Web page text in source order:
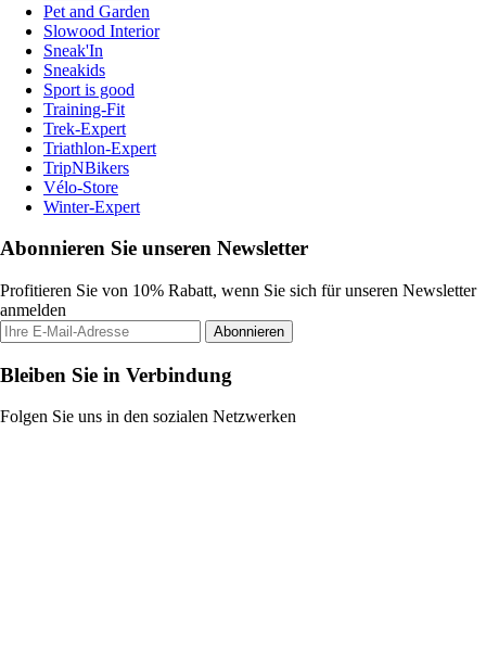
Pet and Garden
Slowood Interior
Sneak'In
Sneakids
Sport is good
Training-Fit
Trek-Expert
Triathlon-Expert
TripNBikers
Vélo-Store
Winter-Expert
Abonnieren Sie unseren Newsletter
Profitieren Sie von 10% Rabatt, wenn Sie sich für unseren Newsletter
anmelden
Abonnieren
Bleiben Sie in Verbindung
Folgen Sie uns in den sozialen Netzwerken